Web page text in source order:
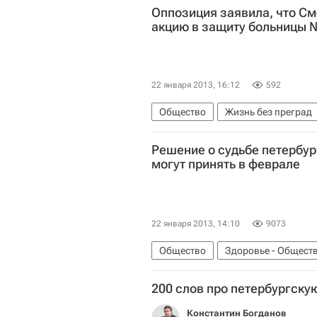
Оппозиция заявила, что
акцию в защиту больницы
22 января 2013, 16:12 592
Общество Жизнь без преград
Весь мир
Больница № 31
Возможное расформирование
Решение о судьбе
могут принять в феврале
22 января 2013, 14:10 9073
Общество Здоровье -
Северо-Западный ФО
Весь
Возможное расформирование
200 слов про
Константин Богданов